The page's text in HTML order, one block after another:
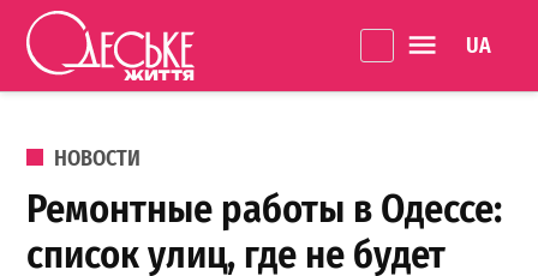
Перейти к содержанию
життя
ОПУБЛИКОВАНО В
НОВОСТИ
Ремонтные работы в Одессе:
список улиц, где не будет